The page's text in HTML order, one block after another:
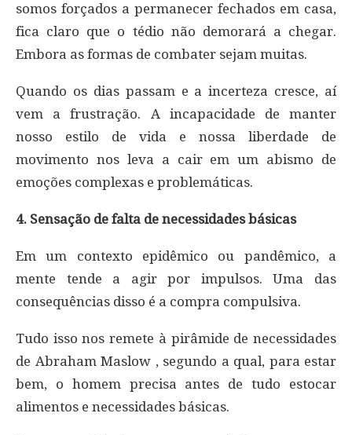
somos forçados a permanecer fechados em casa,
fica claro que o tédio não demorará a chegar.
Embora as formas de combater sejam muitas.
Quando os dias passam e a incerteza cresce, aí
vem a frustração. A incapacidade de manter
nosso estilo de vida e nossa liberdade de
movimento nos leva a cair em um abismo de
emoções complexas e problemáticas.
4. Sensação de falta de necessidades básicas
Em um contexto epidêmico ou pandêmico, a
mente tende a agir por impulsos. Uma das
consequências disso é a compra compulsiva.
Tudo isso nos remete à pirâmide de necessidades
de Abraham Maslow , segundo a qual, para estar
bem, o homem precisa antes de tudo estocar
alimentos e necessidades básicas.